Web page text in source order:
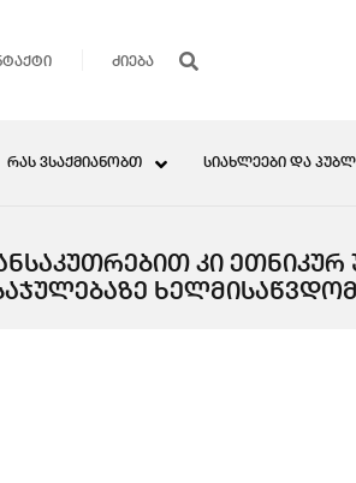
ᲠᲐᲡ ᲕᲡᲐᲥᲛᲘᲐᲜᲝᲑᲗ ᲡᲘᲐᲮᲚᲔᲔᲑᲘ ᲓᲐ
ᲙᲘ